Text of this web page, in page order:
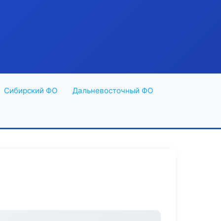
Сибирский ФО Дальневосточный ФО